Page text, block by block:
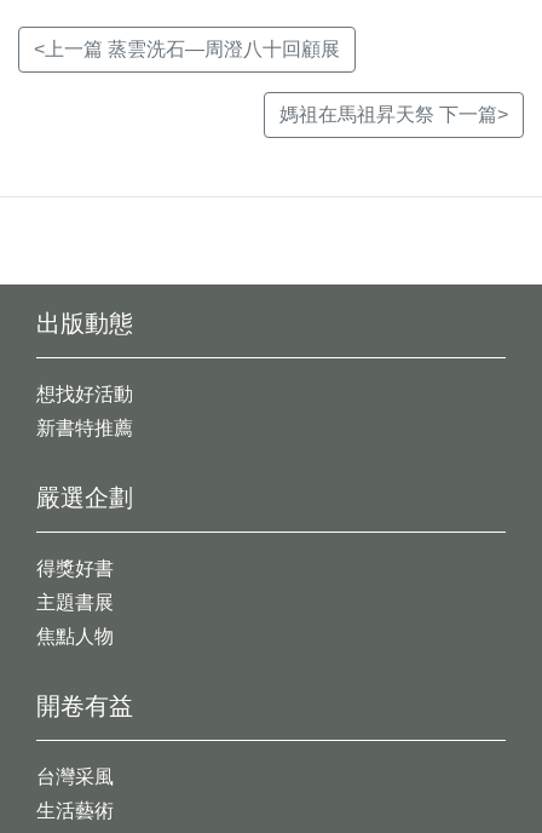
<上一篇 蒸雲洗石—周澄八十回顧展
媽祖在馬祖昇天祭 下一篇>
出版動態
想找好活動
新書特推薦
開卷有益
台灣采風
生活藝術
嚴選企劃
得獎好書
主題書展
焦點人物